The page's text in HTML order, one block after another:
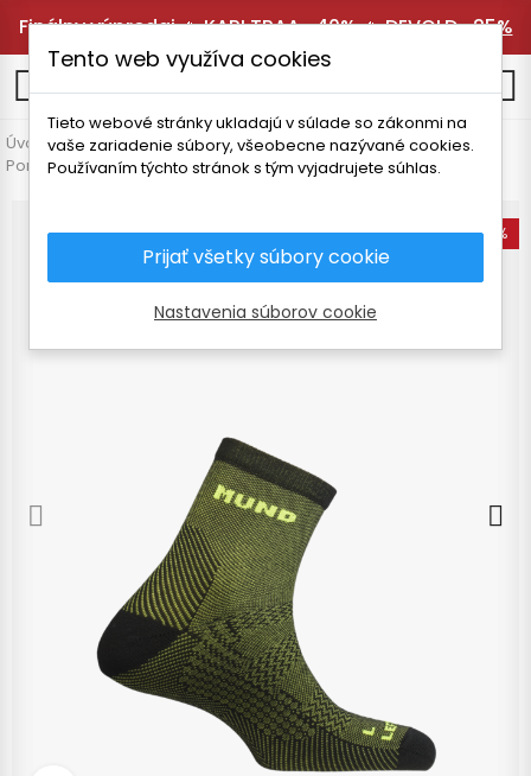
Finálny výpredaj 🔥KARI TRAA -40%🔥DEVOLD -25%
Úvodná stránka Pánske oblečenie
Doplnky
Ponožky a podkolienky
MUND SERIES PONOŽKY
-15%
Tento web využíva cookies
Tieto webové stránky ukladajú v súlade so zákonmi na
vaše zariadenie súbory, všeobecne nazývané cookies.
Používaním týchto stránok s tým vyjadrujete súhlas.
Prijať všetky súbory cookie
Nastavenia súborov cookie